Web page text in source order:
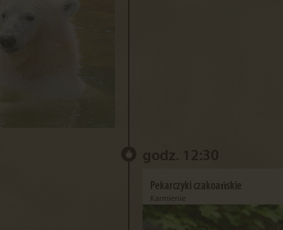
godz. 12:30
Pekarczyki czakoańskie
Karmienie